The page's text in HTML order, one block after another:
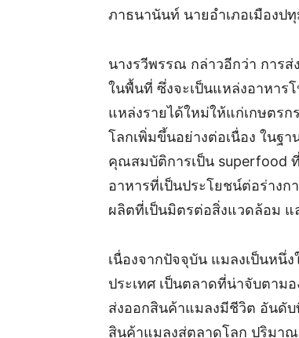
ภาธนานันท์ นายอำเภอเมืองป
นางรวีพรรณ กล่าวอีกว่า การส่
ในพื้นที่ ซึ่งจะเป็นแหล่งอาหาร
แหล่งรายได้ใหม่ให้แก่เกษตร
โลกเพิ่มขึ้นอย่างต่อเนื่อง ในฐ
คุณสมบัติการเป็น superfood
อาหารที่เป็นประโยชน์ต่อร่าง
ผลิตที่เป็นมิตรต่อสิ่งแวดล้อม
เนื่องจากปัจจุบัน แมลงเป็นหนึ่
ประเทศ เป็นตลาดที่น่าจับตาม
ส่งออกสินค้าแมลงมีชีวิต อันดับ
สินค้าแมลงสู่ตลาดโลก ปริมา